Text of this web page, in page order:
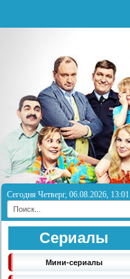
Сегодня Четверг, 06.08.2026, 13:01
Сериалы
Мини-сериалы